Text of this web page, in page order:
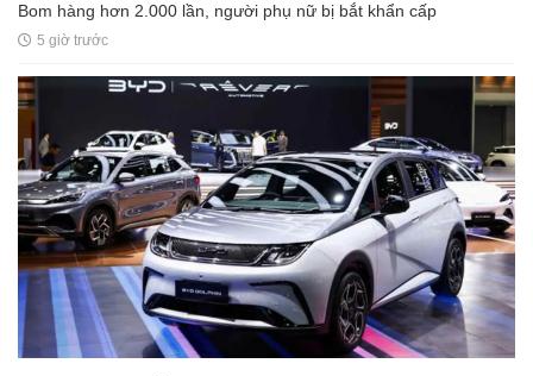
Bom hàng hơn 2.000 lần, người phụ nữ bị bắt khẩn cấp
5 giờ trước